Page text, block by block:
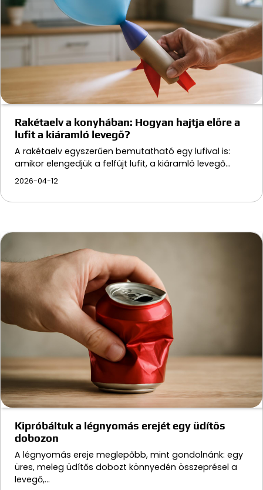
Rakétaelv a konyhában: Hogyan hajtja előre a
lufit a kiáramló levegő?
A rakétaelv egyszerűen bemutatható egy lufival is:
amikor elengedjük a felfújt lufit, a kiáramló levegő…
2026-04-12
Kipróbáltuk a légnyomás erejét egy üdítős
dobozon
A légnyomás ereje meglepőbb, mint gondolnánk: egy
üres, meleg üdítős dobozt könnyedén összeprésel a
levegő,…